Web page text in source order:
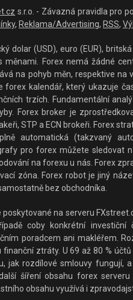
s.r.o. - Závazná pravidla pro
, Reklama/Advertising, RSS,
dolar (USD), euro (EUR),
měnami. Forex nemá žádné
na pohyb měn, respektive
forex kalendář, který ukazuje
trzích. Fundamentální
Forex broker je
STP a ECN brokeři. Forex
automatická (takzvaný
pro forex můžete sledovat
na forexu u nás. Forex
zóna. Forex robot je jiný
bez obchodníka.
na serveru
coby konkrétní investiční
poradcem ani makléřem.
ztráty. U 69 až 80 %
jak rozdílové smlouvy fungují,
šíření obsahu forex
obsahu využívá i